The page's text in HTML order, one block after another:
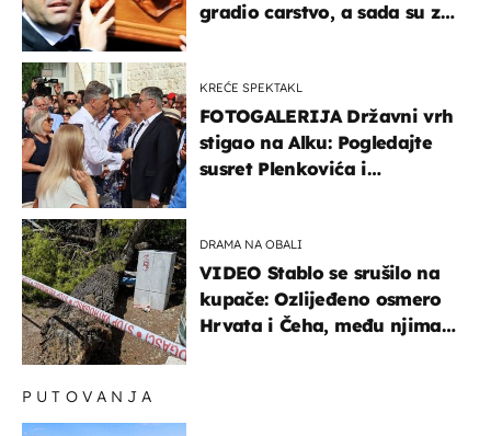
gradio carstvo, a sada su za
KREĆE SPEKTAKL
FOTOGALERIJA Državni vrh
stigao na Alku: Pogledajte
susret Plenkovića i
DRAMA NA OBALI
VIDEO Stablo se srušilo na
kupače: Ozlijeđeno osmero
Hrvata i Čeha, među njima
PUTOVANJA